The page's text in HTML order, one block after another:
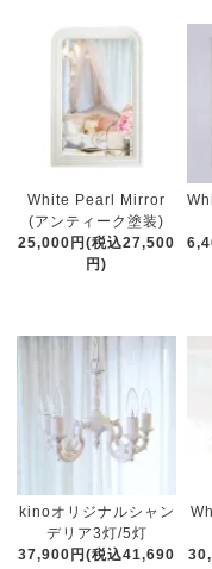
White Pearl Mirror
(アンティーク塗装)
25,000円(税込27,500
円)
kinoオリジナルシャン
デリア3灯/5灯
37,900円(税込41,690